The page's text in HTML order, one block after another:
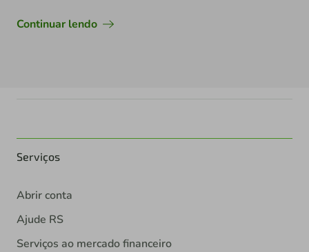
Continuar lendo
Serviços
Abrir conta
Ajude RS
Serviços ao mercado financeiro